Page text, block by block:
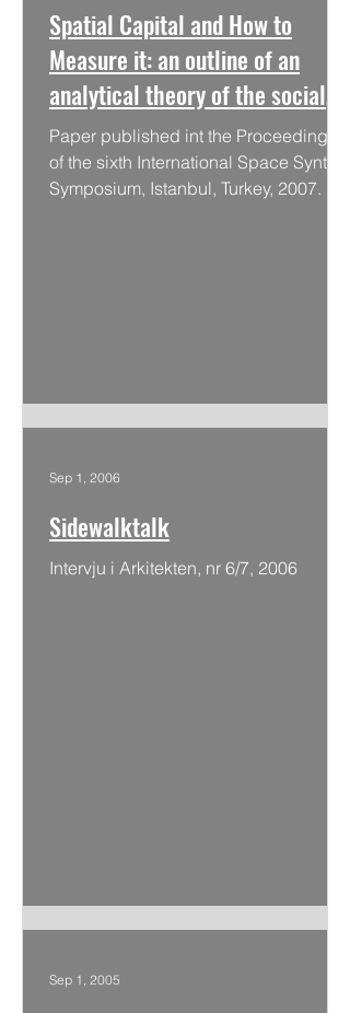
Spatial Capital and How to
Measure it: an outline of an
analytical theory of the social
performativity of urban form
Paper published int the Proceedings
of the sixth International Space Syntax
Symposium, Istanbul, Turkey, 2007.
Sidewalktalk
Intervju i Arkitekten, nr 6/7, 2006
Sep 1, 2006
Sep 1, 2005